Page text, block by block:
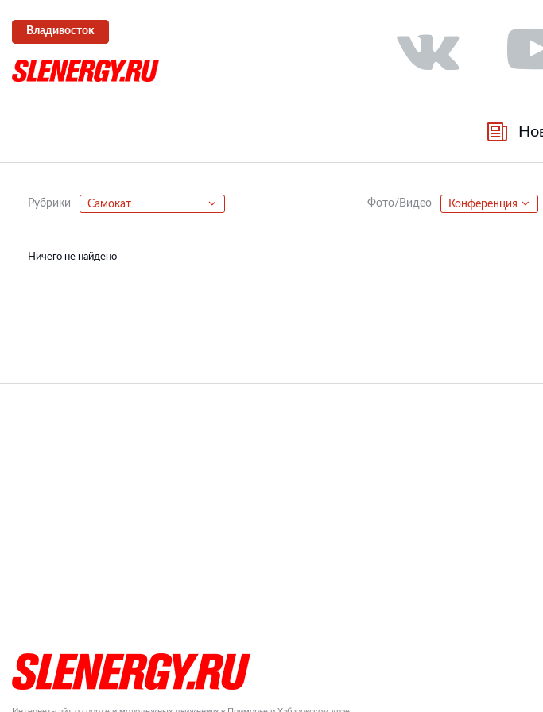
Владивосток
Рубрики Самокат Фото/Видео Конференция
Ничего не найдено